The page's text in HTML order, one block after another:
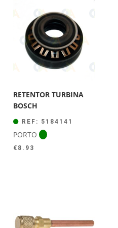
RETENTOR TURBINA
BOSCH
REF: 5184141
PORTO
€ 8.93